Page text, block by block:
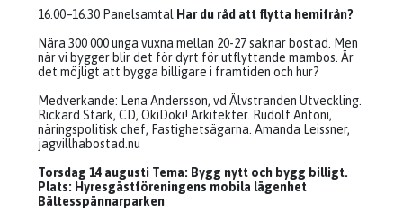
16.00–16.30 Panelsamtal Har du råd att flytta hemifrån?
Nära 300 000 unga vuxna mellan 20-27 saknar bostad. Men
när vi bygger blir det för dyrt för utflyttande mambos. Är
det möjligt att bygga billigare i framtiden och hur?
Medverkande: Lena Andersson, vd Älvstranden Utveckling.
Rickard Stark, CD, OkiDoki! Arkitekter. Rudolf Antoni,
näringspolitisk chef, Fastighetsägarna. Amanda Leissner,
jagvillhabostad.nu
Torsdag 14 augusti Tema: Bygg nytt och bygg billigt.
Plats: Hyresgästföreningens mobila lägenhet
Bältesspännarparken